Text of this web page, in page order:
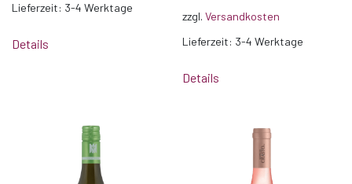
Lieferzeit: 3-4 Werktage
Details
zzgl.Versandkosten
Lieferzeit: 3-4 Werktage
Details